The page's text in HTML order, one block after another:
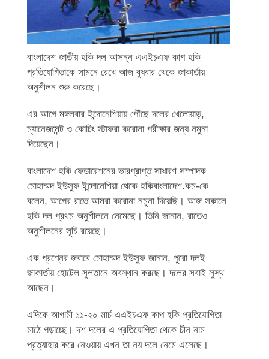
বাংলাদেশ জাতীয় হকি দল আসন্ন এএইচএফ কাপ হকি
প্রতিযোগিতাকে সামনে রেখে আজ বুধবার থেকে জাকার্তায়
অনুশীলন শুরু করেছে।
এর আগে মঙ্গলবার ইন্দোনেশিয়ায় পৌঁছে দলের খেলোয়াড়,
ম্যানেজমেন্ট ও কোচিং স্টাফরা করোনা পরীক্ষার জন্য নমুনা
দিয়েছেন।
বাংলাদেশ হকি ফেডারেশনের ভারপ্রাপ্ত সাধারণ সম্পাদক
মোহাম্মদ ইউসুফ ইন্দোনেশিয়া থেকে হকিবাংলাদেশ.কম-কে
বলেন, আগের রাতে আমরা করোনা নমুনা দিয়েছি। আজ সকালে
হকি দল প্রথম অনুশীলনে নেমেছে। তিনি জানান, রাতেও
অনুশীলনের সূচি রয়েছে।
এক প্রশ্নের জবাবে মোহাম্মদ ইউসুফ জানান, পুরো দলই
জাকার্তায় হোটেল সুলতানে অবস্থান করছে। দলের সবাই সুস্থ
আছেন।
এদিকে আগামী ১১-২০ মার্চ এএইচএফ কাপ হকি প্রতিযোগিতা
মাঠে গড়াচ্ছে। দশ দলের এ প্রতিযোগিতা থেকে চীন নাম
প্রত্যাহার করে নেওয়ায় এখন তা নয় দলে নেমে এসেছে।